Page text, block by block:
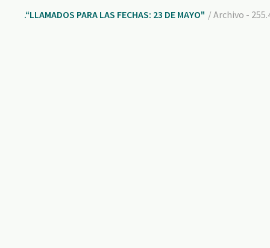
.“LLAMADOS PARA LAS FECHAS: 23 DE MAYO" / Archivo -